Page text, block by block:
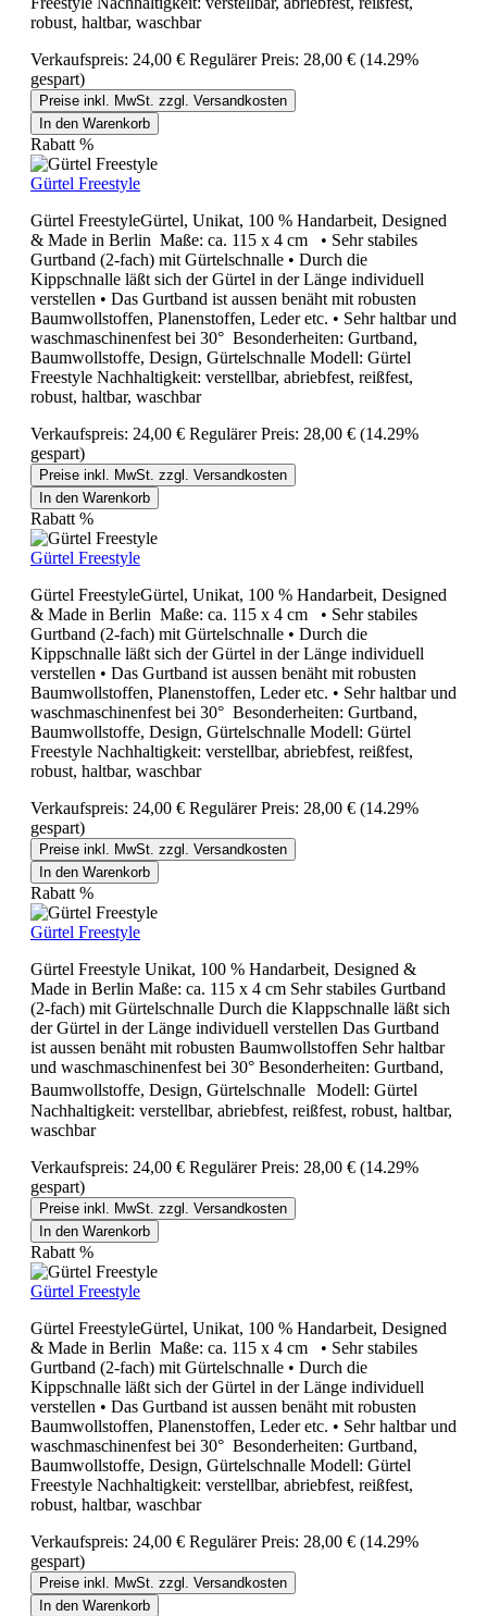
robust, haltbar, waschbar
Verkaufspreis: 24,00 € Regulärer Preis: 28,00 € (14.29%
gespart)
Preise inkl. MwSt. zzgl. Versandkosten
In den Warenkorb
Rabatt %
Gürtel Freestyle
Gürtel FreestyleGürtel, Unikat, 100 % Handarbeit, Designed
& Made in Berlin Maße: ca. 115 x 4 cm • Sehr stabiles
Gurtband (2-fach) mit Gürtelschnalle • Durch die
Kippschnalle läßt sich der Gürtel in der Länge individuell
verstellen • Das Gurtband ist aussen benäht mit robusten
Baumwollstoffen, Planenstoffen, Leder etc. • Sehr haltbar und
waschmaschinenfest bei 30° Besonderheiten: Gurtband,
Baumwollstoffe, Design, Gürtelschnalle Modell: Gürtel
Freestyle Nachhaltigkeit: verstellbar, abriebfest, reißfest,
robust, haltbar, waschbar
Verkaufspreis: 24,00 € Regulärer Preis: 28,00 € (14.29%
gespart)
Preise inkl. MwSt. zzgl. Versandkosten
In den Warenkorb
Rabatt %
Gürtel Freestyle
Gürtel FreestyleGürtel, Unikat, 100 % Handarbeit, Designed
& Made in Berlin Maße: ca. 115 x 4 cm • Sehr stabiles
Gurtband (2-fach) mit Gürtelschnalle • Durch die
Kippschnalle läßt sich der Gürtel in der Länge individuell
verstellen • Das Gurtband ist aussen benäht mit robusten
Baumwollstoffen, Planenstoffen, Leder etc. • Sehr haltbar und
waschmaschinenfest bei 30° Besonderheiten: Gurtband,
Baumwollstoffe, Design, Gürtelschnalle Modell: Gürtel
Freestyle Nachhaltigkeit: verstellbar, abriebfest, reißfest,
robust, haltbar, waschbar
Verkaufspreis: 24,00 € Regulärer Preis: 28,00 € (14.29%
gespart)
Preise inkl. MwSt. zzgl. Versandkosten
In den Warenkorb
Rabatt %
Gürtel Freestyle
Gürtel Freestyle Unikat, 100 % Handarbeit, Designed &
Made in Berlin Maße: ca. 115 x 4 cm Sehr stabiles Gurtband
(2-fach) mit Gürtelschnalle Durch die Klappschnalle läßt sich
der Gürtel in der Länge individuell verstellen Das Gurtband
ist aussen benäht mit robusten Baumwollstoffen Sehr haltbar
und waschmaschinenfest bei 30° Besonderheiten: Gurtband,
Baumwollstoffe, Design, Gürtelschnalle Modell: Gürtel
Nachhaltigkeit: verstellbar, abriebfest, reißfest, robust, haltbar,
waschbar
Verkaufspreis: 24,00 € Regulärer Preis: 28,00 € (14.29%
gespart)
Preise inkl. MwSt. zzgl. Versandkosten
In den Warenkorb
Rabatt %
Gürtel Freestyle
Gürtel FreestyleGürtel, Unikat, 100 % Handarbeit, Designed
& Made in Berlin Maße: ca. 115 x 4 cm • Sehr stabiles
Gurtband (2-fach) mit Gürtelschnalle • Durch die
Kippschnalle läßt sich der Gürtel in der Länge individuell
verstellen • Das Gurtband ist aussen benäht mit robusten
Baumwollstoffen, Planenstoffen, Leder etc. • Sehr haltbar und
waschmaschinenfest bei 30° Besonderheiten: Gurtband,
Baumwollstoffe, Design, Gürtelschnalle Modell: Gürtel
Freestyle Nachhaltigkeit: verstellbar, abriebfest, reißfest,
robust, haltbar, waschbar
Verkaufspreis: 24,00 € Regulärer Preis: 28,00 € (14.29%
gespart)
Preise inkl. MwSt. zzgl. Versandkosten
In den Warenkorb